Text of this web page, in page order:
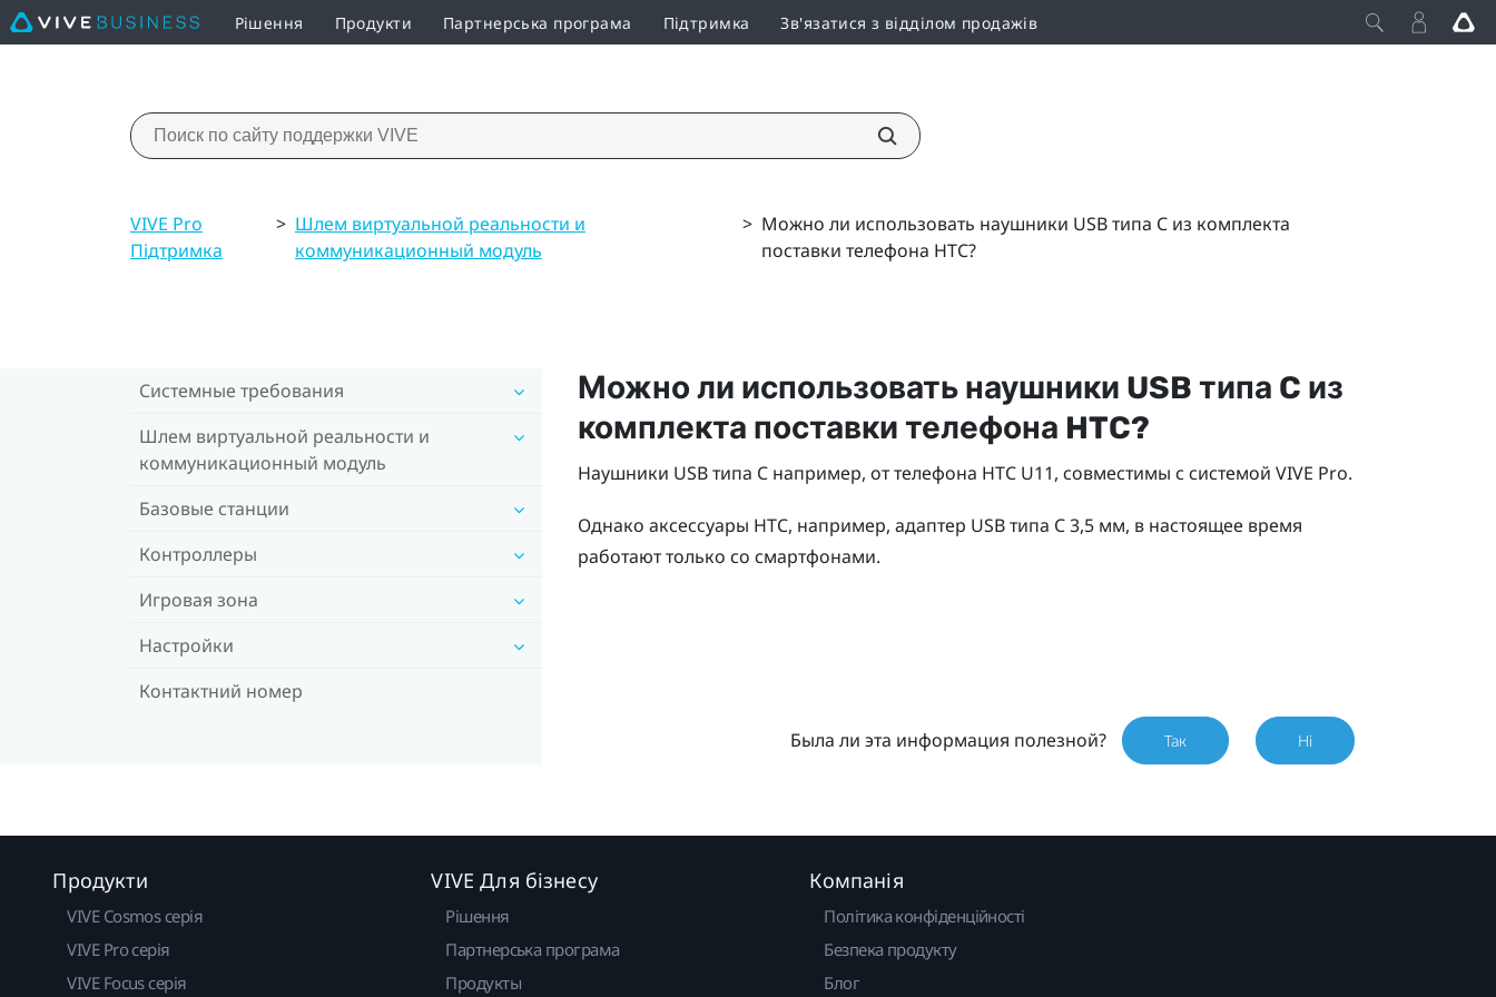
Рішення Продукти Партнерська програма Підтримка Зв'язатися з відділом продажів
VIVE Pro
Підтримка
> Шлем виртуальной реальности и
коммуникационный модуль
> Можно ли использовать наушники USB типа C из комплекта
поставки телефона HTC?
Системные требования
Шлем виртуальной реальности и
коммуникационный модуль
Базовые станции
Контроллеры
Игровая зона
Настройки
Контактний номер
Можно ли использовать наушники USB типа C из
комплекта поставки телефона HTC?
Наушники USB типа Cнапример, от телефона HTC U11, совместимы с системой VIVE Pro.
Однако аксессуары HTC, например, адаптер USB типа C3,5 мм, в настоящее время
работают только со смартфонами.
Была ли эта информация полезной? Так Ні
Продукти
VIVE Cosmos серія
VIVE Pro серія
VIVE Focus серія
VIVE Для бізнесу
Рішення
Партнерська програма
Продукты
Компанія
Політика конфіденційності
Безпека продукту
Блог